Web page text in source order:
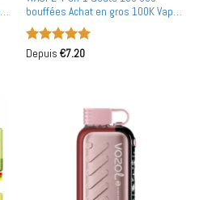
bouffées Achat en gros 100K Vapes
jetables rechargeables en gros
Note 5sur
Depuis €7.20